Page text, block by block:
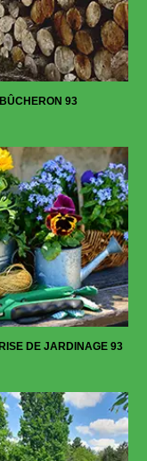
BÛCHERON 93
DE JARDINAGE 93